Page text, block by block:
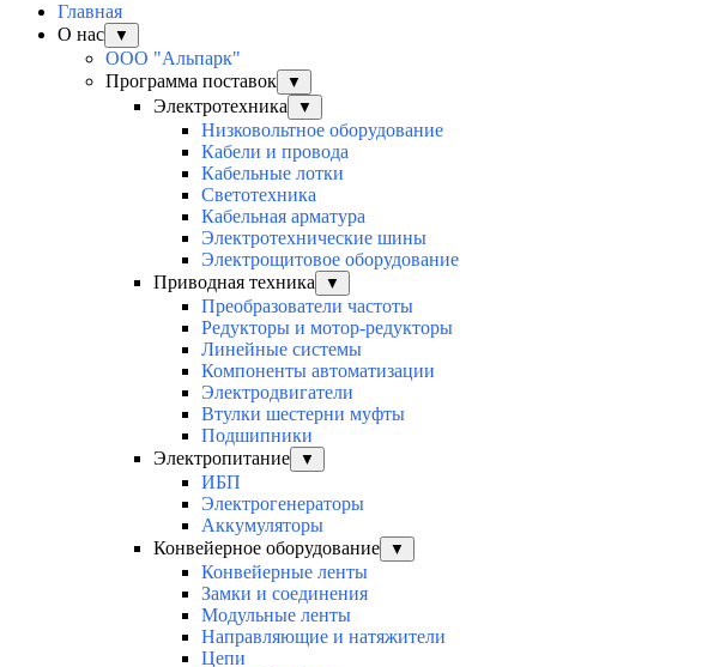
Главная
О нас
▼
ООО "Альпарк"
Программа поставок
▼
Электротехника ▼
Низковольтное оборудование
Кабели и провода
Кабельные лотки
Светотехника
Кабельная арматура
Электротехнические шины
Электрощитовое оборудование
Приводная техника
▼
Преобразователи частоты
Редукторы и мотор-редукторы
Линейные системы
Компоненты автоматизации
Электродвигатели
Втулки шестерни муфты
Подшипники
Электропитание
▼
ИБП
Электрогенераторы
Аккумуляторы
Конвейерное оборудование
▼
Конвейерные ленты
Замки и соединения
Модульные ленты
Направляющие и натяжители
Цепи